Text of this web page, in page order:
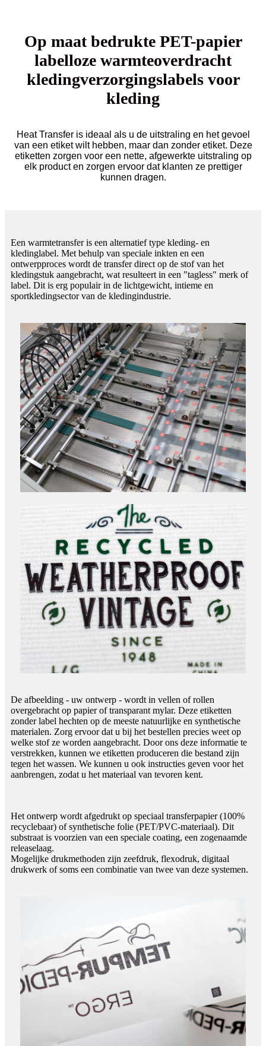
Op maat bedrukte PET-papier
labelloze warmteoverdracht
kledingverzorgingslabels voor
kleding
Heat Transfer is ideaal als u de uitstraling en het gevoel
van een etiket wilt hebben, maar dan zonder etiket. Deze
etiketten zorgen voor een nette, afgewerkte uitstraling op
elk product en zorgen ervoor dat klanten ze prettiger
kunnen dragen.
Een warmtetransfer is een alternatief type kleding- en
kledinglabel. Met behulp van speciale inkten en een
ontwerpproces wordt de transfer direct op de stof van het
kledingstuk aangebracht, wat resulteert in een "tagless" merk of
label. Dit is erg populair in de lichtgewicht, intieme en
sportkledingsector van de kledingindustrie.
De afbeelding - uw ontwerp - wordt in vellen of rollen
overgebracht op papier of transparant mylar. Deze etiketten
zonder label hechten op de meeste natuurlijke en synthetische
materialen. Zorg ervoor dat u bij het bestellen precies weet op
welke stof ze worden aangebracht. Door ons deze informatie te
verstrekken, kunnen we etiketten produceren die bestand zijn
tegen het wassen. We kunnen u ook instructies geven voor het
aanbrengen, zodat u het materiaal van tevoren kent.
Het ontwerp wordt afgedrukt op speciaal transferpapier (100%
recyclebaar) of synthetische folie (PET/PVC-materiaal). Dit
substraat is voorzien van een speciale coating, een zogenaamde
releaselaag.
Mogelijke drukmethoden zijn zeefdruk, flexodruk, digitaal
drukwerk of soms een combinatie van twee van deze systemen.